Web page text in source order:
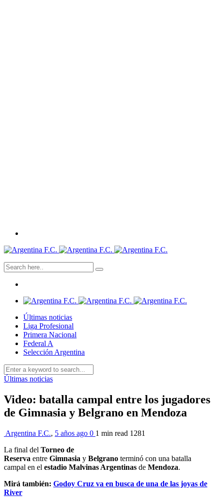
Últimas noticias
Liga Profesional
Primera Nacional
Federal A
Selección Argentina
Últimas noticias
Video: batalla campal entre los jugadores
de Gimnasia y Belgrano en Mendoza
Argentina F.C., 5 años ago 0 1 min read 1281
La final del Torneo de
Reserva entre Gimnasia y Belgrano terminó con una batalla
campal en el estadio Malvinas Argentinas de Mendoza.
Mirá también: Godoy Cruz va en busca de una de las joyas de
River